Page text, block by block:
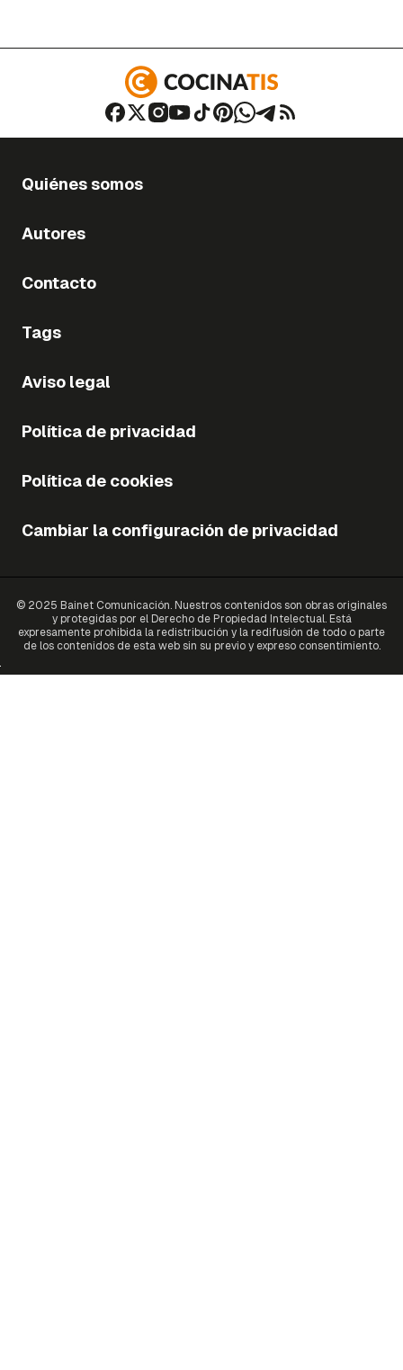
Quiénes somos
Autores
Contacto
Tags
Aviso legal
Política de privacidad
Política de cookies
Cambiar la configuración de privacidad
© 2025 Bainet Comunicación. Nuestros contenidos son obras originales
y protegidas por el Derecho de Propiedad Intelectual. Está
expresamente prohibida la redistribución y la redifusión de todo o parte
de los contenidos de esta web sin su previo y expreso consentimiento.